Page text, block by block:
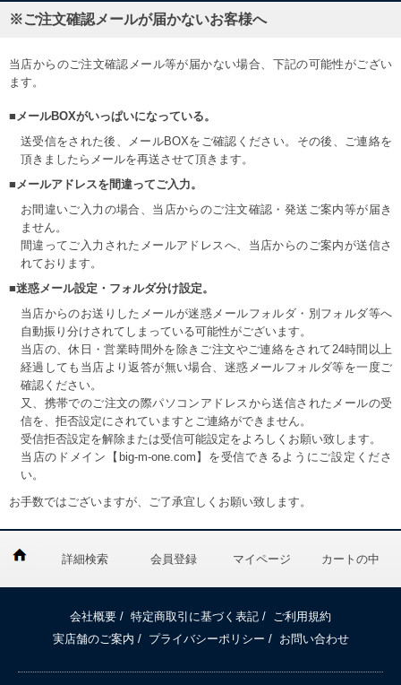
※ご注文確認メールが届かないお客様へ
当店からのご注文確認メール等が届かない場合、下記の可能性がござい
ます。
■メールBOXがいっぱいになっている。
送受信をされた後、メールBOXをご確認ください。その後、ご連絡を
頂きましたらメールを再送させて頂きます。
■メールアドレスを間違ってご入力。
お間違いご入力の場合、当店からのご注文確認・発送ご案内等が届き
ません。
間違ってご入力されたメールアドレスへ、当店からのご案内が送信さ
れております。
■迷惑メール設定・フォルダ分け設定。
当店からのお送りしたメールが迷惑メールフォルダ・別フォルダ等へ
自動振り分けされてしまっている可能性がございます。
当店の、休日・営業時間外を除きご注文やご連絡をされて24時間以上
経過しても当店より返答が無い場合、迷惑メールフォルダ等を一度ご
確認ください。
又、携帯でのご注文の際パソコンアドレスから送信されたメールの受
信を、拒否設定にされていますとご連絡ができません。
受信拒否設定を解除または受信可能設定をよろしくお願い致します。
当店のドメイン【big-m-one.com】を受信できるようにご設定くださ
い。
お手数ではございますが、ご了承宜しくお願い致します。
詳細検索 会員登録 マイページ カートの中
会社概要 / 特定商取引に基づく表記 /
ご利用規約
実店舗のご案内 / プライバシーポリシー / お問い合わせ